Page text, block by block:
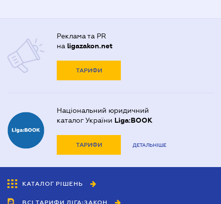
Реклама та PR
на ligazakon.net
ТАРИФИ
Національний юридичний
каталог України Liga:BOOK
ТАРИФИ ДЕТАЛЬНІШЕ
КАТАЛОГ РІШЕНЬ
ВСІ ТАРИФИ ЛІГА:ЗАКОН